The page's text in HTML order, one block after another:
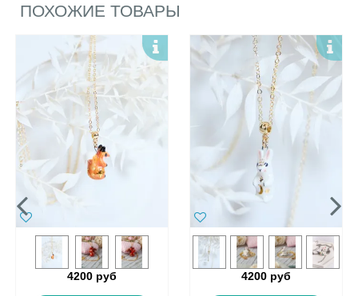
ПОХОЖИЕ ТОВАРЫ
4200 руб 4200 руб